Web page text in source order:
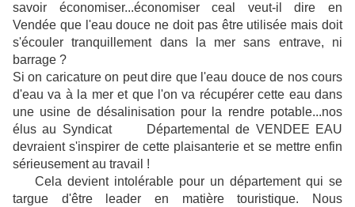
savoir économiser...économiser ceal veut-il dire en
Vendée que l'eau douce ne doit pas être utilisée mais doit
s'écouler tranquillement dans la mer sans entrave, ni
barrage ?
Si on caricature on peut dire que l'eau douce de nos cours
d'eau va à la mer et que l'on va récupérer cette eau dans
une usine de désalinisation pour la rendre potable...nos
élus au Syndicat Départemental de VENDEE EAU
devraient s'inspirer de cette plaisanterie et se mettre enfin
sérieusement au travail !
Cela devient intolérable pour un département qui se
targue d'être leader en matière touristique. Nous